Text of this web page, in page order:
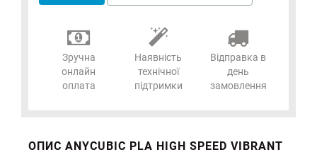
Зручна
онлайн
оплата
Наявність
технічної
підтримки
Відправка в
день
замовлення
ОПИС ANYCUBIC PLA HIGH SPEED VIBRANT